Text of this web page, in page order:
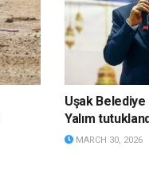
Uşak Belediye
Yalım
MARCH 30, 2026